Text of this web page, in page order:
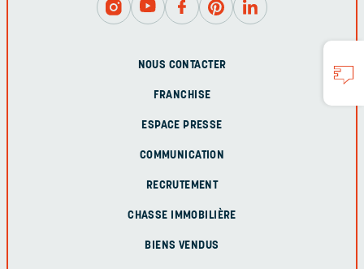
NOUS CONTACTER
FRANCHISE
ESPACE PRESSE
COMMUNICATION
RECRUTEMENT
CHASSE IMMOBILIÈRE
BIENS VENDUS